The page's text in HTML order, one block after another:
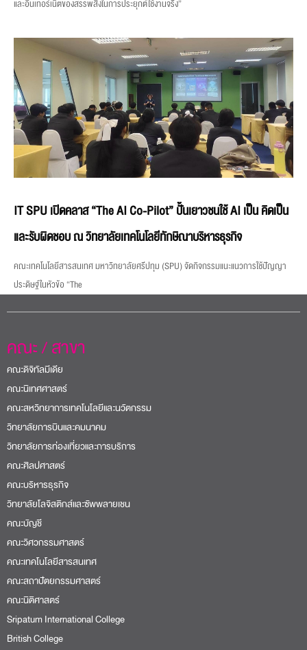
และอินเทอร์เน็ตของสรรพสิ่งในการประยุกต์ใช้งานจริง”
IT SPU เปิดคลาส “The AI Co-Pilot” ปั้นเยาวชนใช้ AI เป็น คิดเป็น
และรับผิดชอบ ณ วิทยาลัยเทคโนโลยีทักษิณาบริหารธุรกิจ
คณะเทคโนโลยีสารสนเทศ มหาวิทยาลัยศรีปทุม (SPU) จัดกิจกรรมแนะแนวการใช้ปัญญา
ประดิษฐ์ในหัวข้อ “The
คณะ / สาขา
คณะดิจิทัลมีเดีย
คณะนิเทศศาสตร์
คณะสหวิทยาการเทคโนโลยีและนวัตกรรม
วิทยาลัยการบินและคมนาคม
วิทยาลัยการท่องเที่ยวและการบริการ
คณะศิลปศาสตร์
คณะบริหารธุรกิจ
วิทยาลัยโลจิสติกส์และซัพพลายเชน
คณะบัญชี
คณะวิศวกรรมศาสตร์
คณะเทคโนโลยีสารสนเทศ
คณะสถาปัตยกรรมศาสตร์
คณะนิติศาสตร์
Sripatum International College
British College